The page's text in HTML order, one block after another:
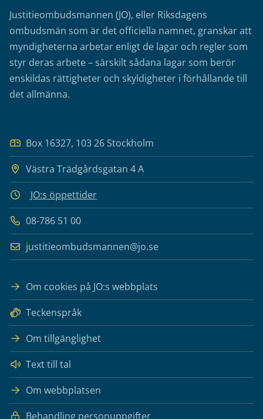
Justitieombudsmannen (JO), eller Riksdagens
ombudsmän som är det officiella namnet, granskar att
myndigheterna arbetar enligt de lagar och regler som
styr deras arbete – särskilt sådana lagar som berör
enskildas rättigheter och skyldigheter i förhållande till
det allmänna.
Box 16327, 103 26 Stockholm
Västra Trädgårdsgatan 4 A
JO:s öppettider
08-786 51 00
justitieombudsmannen@jo.se
Om cookies på JO:s webbplats
Teckenspråk
Om tillgänglighet
Text till tal
Om webbplatsen
Behandling personuppgifter